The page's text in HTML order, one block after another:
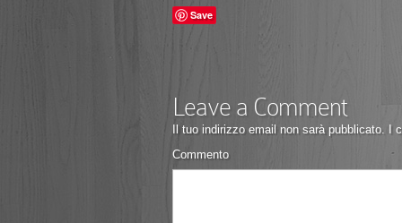
Save
Leave a Comment
Il tuo indirizzo email non sarà pubblicato.
I
Commento